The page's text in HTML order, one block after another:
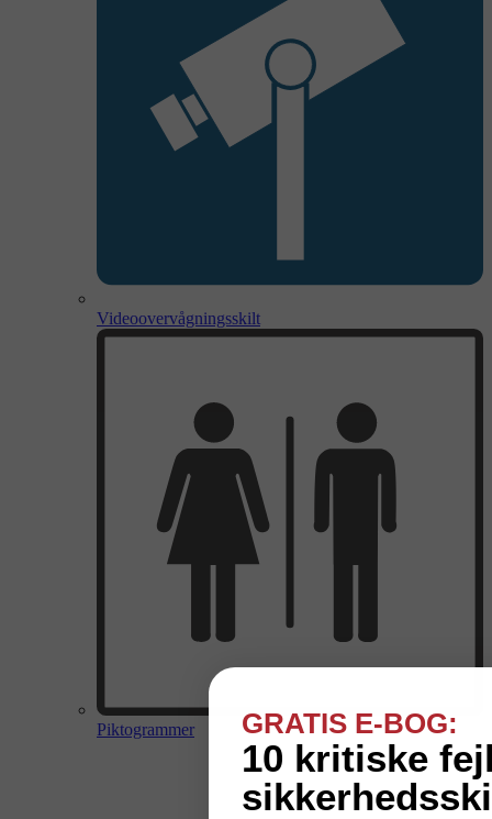
Videoovervågningsskilt
Piktogrammer GRATIS E-BOG:
10 kritiske